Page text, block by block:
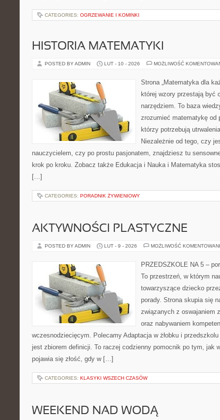
CATEGORIES: OGRZEWANIE I KOMINKI
HISTORIA MATEMATYKI
POSTED BY ADMIN LUT - 10 - 2026 MOŻLIWOŚĆ
Strona „Matematyka dla
której wzory przestają być
narzędziem. To baza
zrozumieć matematykę od
którzy potrzebują
Niezależnie od tego, czy
nauczycielem, czy po prostu pasjonatem, znajdziesz tu
krok po kroku. Zobacz także Edukacja i Nauka i Matematyka
[…]
CATEGORIES: PORADNIK ŻYWIENIOWY
AKTYWNOŚCI PLASTYCZNE
POSTED BY ADMIN LUT - 9 - 2026 MOŻLIWOŚĆ
PRZEDSZKOLE NA 5 –
To przestrzeń, w którym
towarzyszące dziecko
porady. Strona skupia się
związanych z oswajaniem
oraz nabywaniem
wczesnodziecięcym. Polecamy Adaptacja w żłobku i
jest zbiorem definicji. To raczej codzienny pomocnik po tym, jak
pojawia się złość, gdy w […]
CATEGORIES: KLASYKI WSZECH CZASÓW
WEEKEND NAD WODĄ